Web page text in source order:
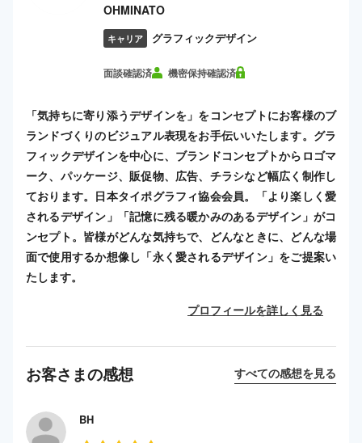
OHMINATO
キャリア グラフィックデザイン
面談確認済 機密保持確認済
「気持ちに寄り添うデザインを」をコンセプトにお客様のブ
ランドづくりのビジュアル表現をお手伝いいたします。グラ
フィックデザインを中心に、ブランドコンセプトからロゴマ
ーク、パッケージ、販促物、広告、チラシなど幅広く制作し
ております。日本タイポグラフィ協会会員。「より楽しく愛
されるデザイン」「記憶に残る暖かみのあるデザイン」がコ
ンセプト。皆様がどんな気持ちで、どんなときに、どんな場
面で使用するか想像し「永く愛されるデザイン」をご提案い
たします。
プロフィールを詳しく見る
お客さまの感想 すべての感想を見る
BH